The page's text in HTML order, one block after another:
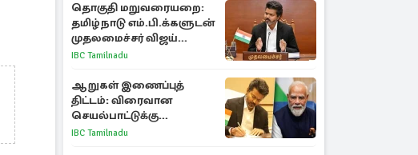
தொகுதி மறுவரையறை:
தமிழ்நாடு எம்.பி.க்களுடன்
முதலமைச்சர் விஜய்
ஆலோசனை
IBC Tamilnadu
ஆறுகள் இணைப்புத்
திட்டம்: விரைவான
செயல்பாட்டுக்கு
பிரதமருக்கு முதலமைச்சர்
IBC Tamilnadu